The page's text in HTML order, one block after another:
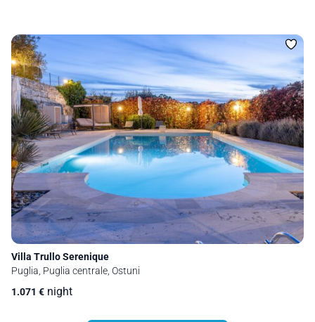
Villa Trullo Serenique
Puglia, Puglia centrale, Ostuni
1.071 € night